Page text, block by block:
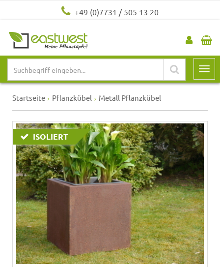
+49 (0)7731 / 505 13 20
Startseite Pflanzkübel Metall Pflanzkübel
ISOLIERT